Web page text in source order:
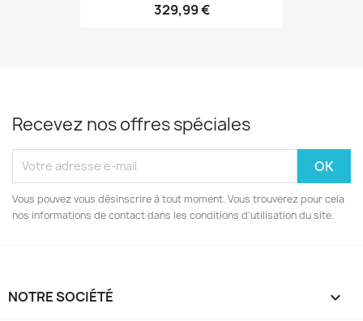
329,99 €
Recevez nos offres spéciales
Vous pouvez vous désinscrire à tout moment. Vous trouverez pour cela
nos informations de contact dans les conditions d'utilisation du site.
NOTRE SOCIÉTÉ 